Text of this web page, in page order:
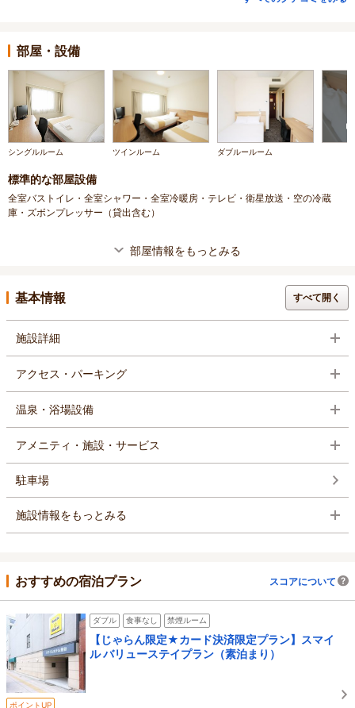
部屋・設備
シングルルーム ツインルーム ダブルールーム
標準的な部屋設備
全室バストイレ・全室シャワー・全室冷暖房・テレビ・衛星放送・空の冷蔵
庫・ズボンプレッサー（貸出含む）
部屋情報をもっとみる
基本情報 すべて開く
施設詳細
アクセス・パーキング
温泉・浴場設備
アメニティ・施設・サービス
駐車場
施設情報をもっとみる
おすすめの宿泊プラン スコアについて
ダブル 食事なし 禁煙ルーム
【じゃらん限定★カード決済限定プラン】スマイ
ル バリューステイプラン（素泊まり）
ポイントUP